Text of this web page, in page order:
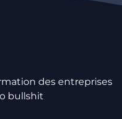
des entreprises
bullshit